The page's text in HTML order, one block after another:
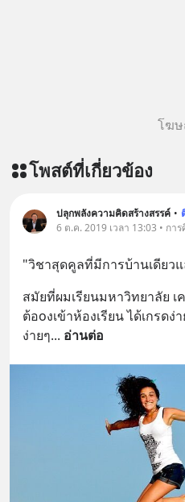
โฆ
โพสต์ที่เกี่ยวข้อง
ปลุกพลังความคิดสร้างสรรค์ •
6 ต.ค. 2019 เวลา 13:03 • กา
"วิชาสุดคูลที่มีการบ้านเดียว
สมัยที่ผมเรียนมหาวิทยาลัย
ต้อoงเข้าห้องเรียน ได้เกรด
ง่ายๆ... อ่านต่อ